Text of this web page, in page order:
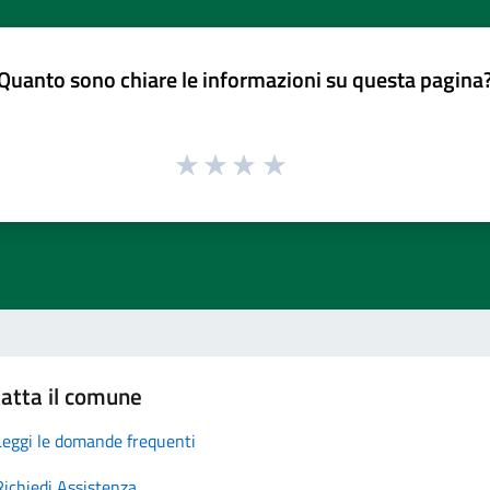
sono chiare le informazioni su questa
il comune
le domande frequenti